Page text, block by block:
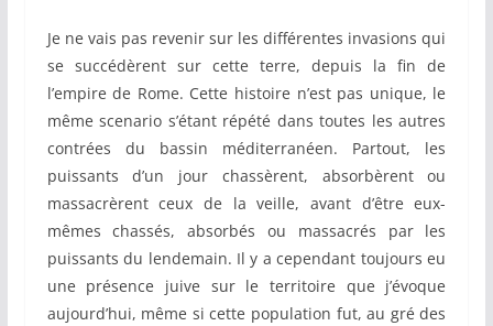
Je ne vais pas revenir sur les différentes invasions qui
se succédèrent sur cette terre, depuis la fin de
l’empire de Rome. Cette histoire n’est pas unique, le
même scenario s’étant répété dans toutes les autres
contrées du bassin méditerranéen. Partout, les
puissants d’un jour chassèrent, absorbèrent ou
massacrèrent ceux de la veille, avant d’être eux-
mêmes chassés, absorbés ou massacrés par les
puissants du lendemain. Il y a cependant toujours eu
une présence juive sur le territoire que j’évoque
aujourd’hui, même si cette population fut, au gré des